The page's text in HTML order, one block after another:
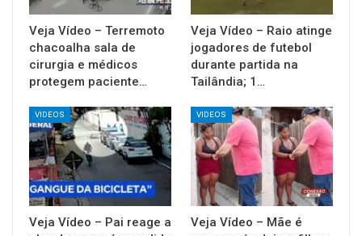
Veja Vídeo – Terremoto
chacoalha sala de
cirurgia e médicos
protegem paciente…
Veja Vídeo – Raio atinge
jogadores de futebol
durante partida na
Tailândia; 1…
VIDEOS
Veja Vídeo – Pai reage a
VIDEOS
Veja Vídeo – Mãe é